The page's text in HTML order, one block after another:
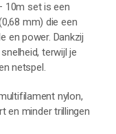
10m set is een
mm) die een
en power. Dankzij
terwijl je
netspel.
nylon,
en minder trillingen